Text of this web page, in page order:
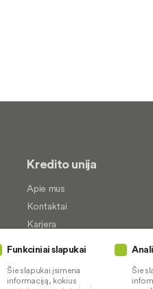
Kredito unija
Apie mus
Kontaktai
Karjera
Socialinė atsakomybė
Funkciniai slapukai
Šie slapukai įsimena
informaciją, kokius
Šie